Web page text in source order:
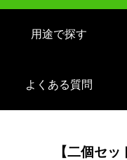
LEDバルーンライト
ト 充電式 10000lm 1500m
士形 40W形/24W切り替え
用途で探す
よくある質問
【二個セ